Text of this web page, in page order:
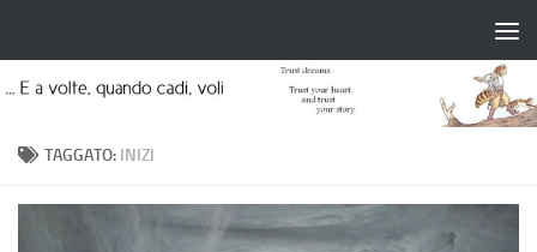
TAGGATO: INIZI